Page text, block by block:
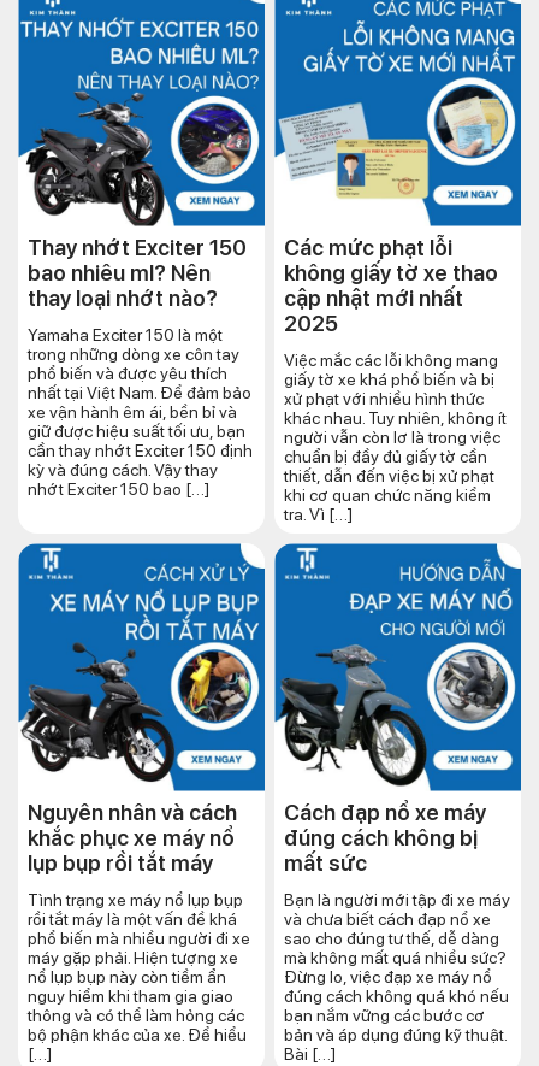
Thay nhớt Exciter 150
bao nhiêu ml? Nên
thay loại nhớt nào?
Yamaha Exciter 150 là một
trong những dòng xe côn tay
phổ biến và được yêu thích
nhất tại Việt Nam. Để đảm bảo
xe vận hành êm ái, bền bỉ và
giữ được hiệu suất tối ưu, bạn
cần thay nhớt Exciter 150 định
kỳ và đúng cách. Vậy thay
nhớt Exciter 150 bao […]
Các mức phạt lỗi
không giấy tờ xe thao
cập nhật mới nhất
2025
Việc mắc các lỗi không mang
giấy tờ xe khá phổ biến và bị
xử phạt với nhiều hình thức
khác nhau. Tuy nhiên, không ít
người vẫn còn lơ là trong việc
chuẩn bị đầy đủ giấy tờ cần
thiết, dẫn đến việc bị xử phạt
khi cơ quan chức năng kiểm
tra. Vì […]
Nguyên nhân và cách
khắc phục xe máy nổ
lụp bụp rồi tắt máy
Tình trạng xe máy nổ lụp bụp
rồi tắt máy là một vấn đề khá
phổ biến mà nhiều người đi xe
máy gặp phải. Hiện tượng xe
nổ lụp bụp này còn tiềm ẩn
nguy hiểm khi tham gia giao
thông và có thể làm hỏng các
bộ phận khác của xe. Để hiểu
[…]
Cách đạp nổ xe máy
đúng cách​ không bị
mất sức
Bạn là người mới tập đi xe máy
và chưa biết cách đạp nổ xe
sao cho đúng tư thế, dễ dàng
mà không mất quá nhiều sức?
Đừng lo, việc đạp xe máy nổ
đúng cách không quá khó nếu
bạn nắm vững các bước cơ
bản và áp dụng đúng kỹ thuật.
Bài […]